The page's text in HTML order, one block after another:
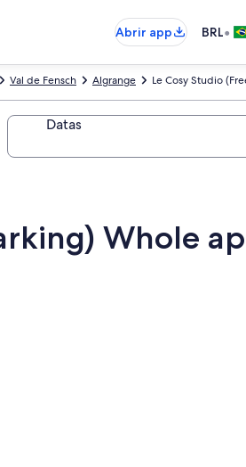
Abrir app
BRL•
Le Cosy Studio
Algrange
Val de Fensch
Datas
Whole